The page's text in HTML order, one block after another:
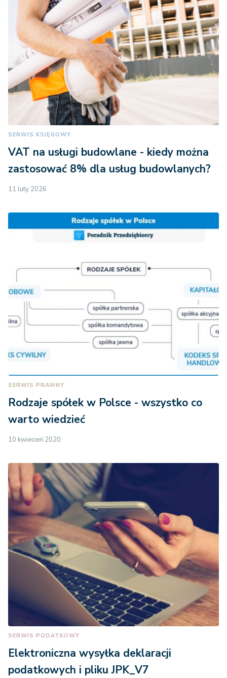
SERWIS KSIĘGOWY
VAT na usługi budowlane - kiedy można
zastosować 8% dla usług budowlanych?
11 luty 2026
SERWIS PRAWNY
Rodzaje spółek w Polsce - wszystko co
warto wiedzieć
10 kwiecień 2020
SERWIS PODATKOWY
Elektroniczna wysyłka deklaracji
podatkowych i pliku JPK_V7